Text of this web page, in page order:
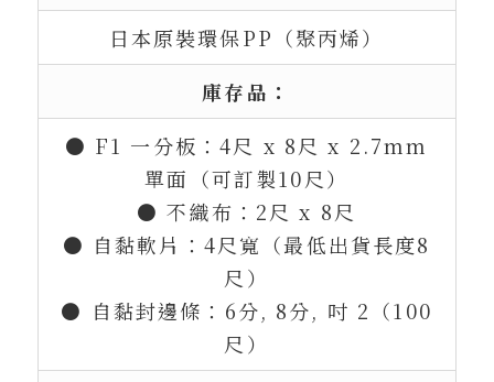
日本原裝環保PP（聚丙烯）
庫存品：
● F1 一分板：4尺 x 8尺 x 2.7mm
單面（可訂製10尺）
● 不織布：2尺 x 8尺
● 自黏軟片：4尺寬（最低出貨長度8
尺）
● 自黏封邊條：6分, 8分, 吋 2（100
尺）